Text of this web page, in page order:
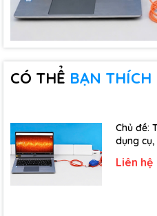
CÓ THỂ BẠN THÍCH
Chủ đề:
dụng
Liên hệ